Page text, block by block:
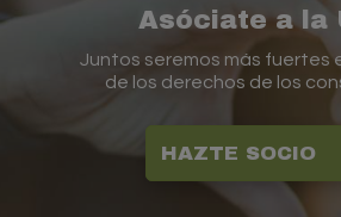
Asóciate a la
Juntos seremos más fuertes
de los derechos de los
HAZTE SOCIO